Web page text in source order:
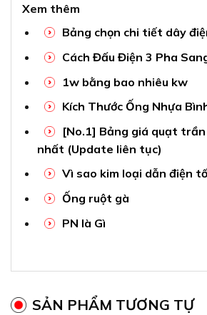
Xem thêm
Bảng chọn chi tiết dây
Cách Đấu Điện 3 Pha
1w bằng bao nhiêu kw
Kích Thước Ống Nhựa
[No.1] Bảng giá quạt
nhất (Update liên tục)
Vì sao kim loại dẫn điện
Ống ruột gà
PN là Gì
SẢN PHẨM TƯƠNG TỰ